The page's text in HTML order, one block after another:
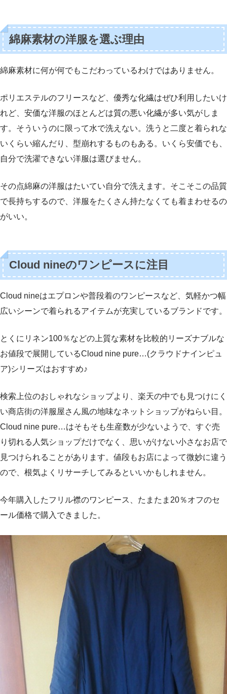
綿麻素材の洋服を選ぶ理由
綿麻素材に何が何でもこだわっているわけではありません。
ポリエステルのフリースなど、優秀な化繊はぜひ利用したいけ
れど、安価な洋服のほとんどは質の悪い化繊が多い気がしま
す。そういうのに限って水で洗えない。洗うと二度と着られな
いくらい縮んだり、型崩れするものもある。いくら安価でも、
自分で洗濯できない洋服は選びません。
その点綿麻の洋服はたいてい自分で洗えます。そこそこの品質
で長持ちするので、洋服をたくさん持たなくても着まわせるの
がいい。
Cloud nineのワンピースに注目
Cloud nineはエプロンや普段着のワンピースなど、気軽かつ幅
広いシーンで着られるアイテムが充実しているブランドです。
とくにリネン100％などの上質な素材を比較的リーズナブルな
お値段で展開しているCloud nine pure…(クラウドナインピュ
ア)シリーズはおすすめ♪
検索上位のおしゃれなショップより、楽天の中でも見つけにく
い商店街の洋服屋さん風の地味なネットショップがねらい目。
Cloud nine pure…はそもそも生産数が少ないようで、すぐ売
り切れる人気ショップだけでなく、思いがけない小さなお店で
見つけられることがあります。値段もお店によって微妙に違う
ので、根気よくリサーチしてみるといいかもしれません。
今年購入したフリル襟のワンピース、たまたま20％オフのセ
ール価格で購入できました。